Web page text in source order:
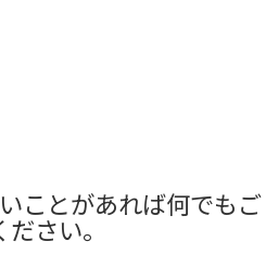
ことがあれば何でもご
さい。